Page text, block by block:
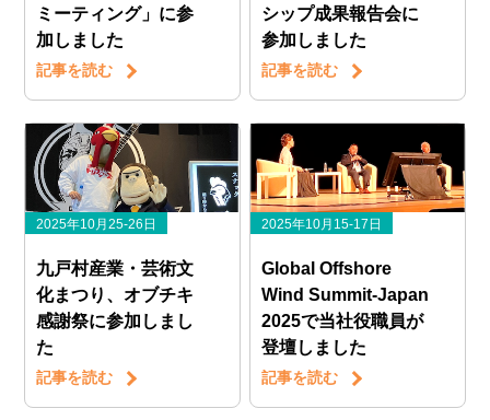
ミーティング」に参
加しました
記事を読む
シップ成果報告会に
参加しました
記事を読む
2025年10月25-26日
九戸村産業・芸術文
化まつり、オブチキ
感謝祭に参加しまし
た
記事を読む
2025年10月15-17日
Global Offshore
Wind Summit-Japan
2025で当社役職員が
登壇しました
記事を読む